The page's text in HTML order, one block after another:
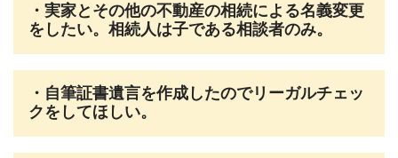
・実家とその他の不動産の相続による名義変更
をしたい。相続人は子である相談者のみ。
・自筆証書遺言を作成したのでリーガルチェッ
クをしてほしい。